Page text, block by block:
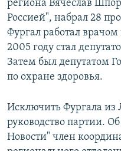
региона Вячеслав
Россией", набрал 28
Фургал работал
2005 году стал
Затем был депутатом
по охране здоровья.
Исключить Фургала
руководство партии.
Новости" член